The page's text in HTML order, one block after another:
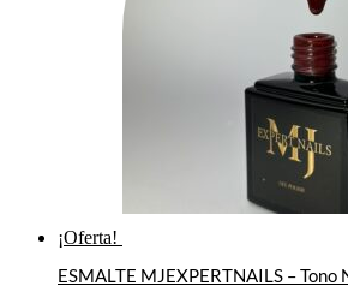
¡Oferta!
ESMALTE MJEXPERTNAILS – Tono